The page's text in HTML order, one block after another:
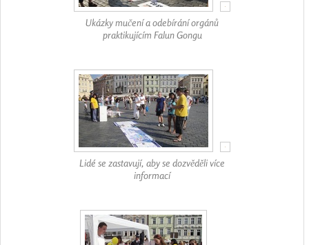
Ukázky mučení a odebírání orgánů
praktikujícím Falun Gongu
Lidé se zastavují, aby se dozvěděli více
informací